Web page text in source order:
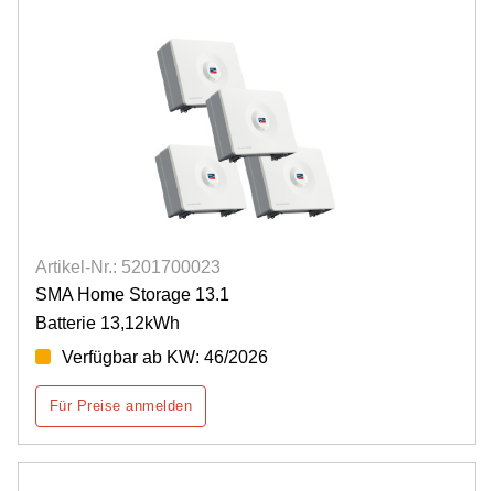
Artikel-Nr.: 5201700023
SMA Home Storage 13.1
Batterie 13,12kWh
Verfügbar ab KW: 46/2026
Für Preise anmelden